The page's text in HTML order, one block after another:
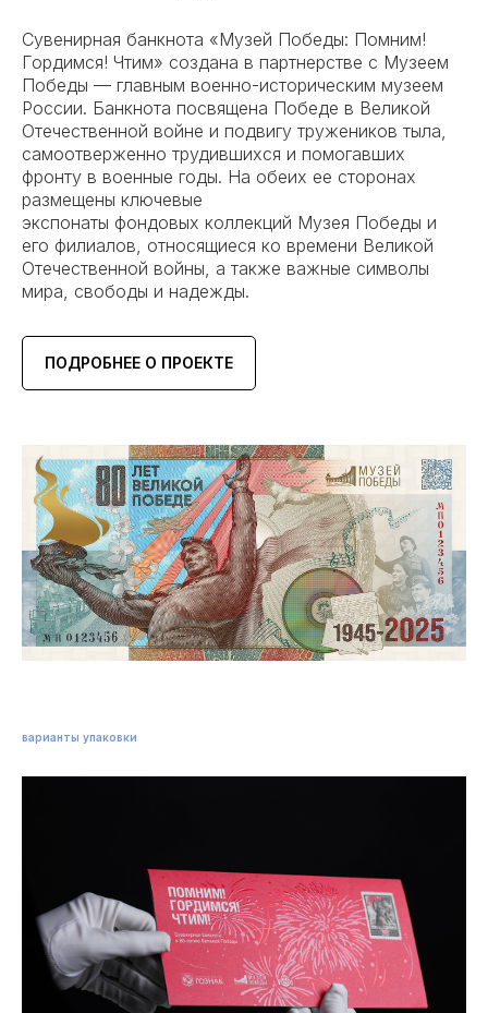
Сувенирная банкнота «Музей Победы: Помним!
Гордимся! Чтим» создана в партнерстве с Музеем
Победы — главным военно-историческим музеем
России. Банкнота посвящена Победе в Великой
Отечественной войне и подвигу тружеников тыла,
самоотверженно трудившихся и помогавших
фронту в военные годы. На обеих ее сторонах
размещены ключевые
экспонаты фондовых коллекций Музея Победы и
его филиалов, относящиеся ко времени Великой
Отечественной войны, а также важные символы
мира, свободы и надежды.
ПОДРОБНЕЕ О ПРОЕКТЕ
варианты упаковки